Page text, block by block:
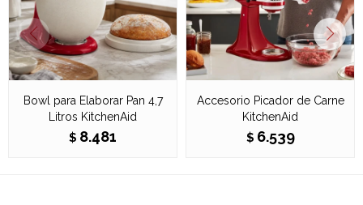
Bowl para Elaborar Pan 4,7
Litros KitchenAid
$ 8.481
Accesorio Picador de Carne
KitchenAid
$ 6.539